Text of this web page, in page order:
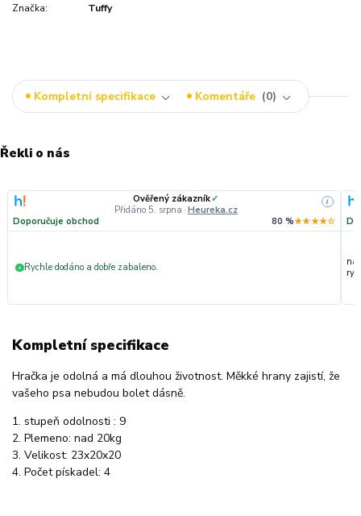
Značka: Tuffy
Kompletní specifikace Komentáře 0
Řekli o nás
Ověřený zákazník✓
Přidáno 5. srpna · Heureka.cz
i
Doporučuje obchod 80 %★★★★☆
+ Rychle dodáno a dobře zabaleno.
Kompletní specifikace
Hračka je odolná a má dlouhou životnost. Měkké hrany zajistí, že
vašeho psa nebudou bolet dásně.
1. stupeň odolnosti : 9
2. Plemeno: nad 20kg
3. Velikost: 23x20x20
4. Počet pískadel: 4